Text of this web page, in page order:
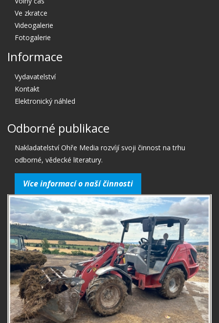
Ve zkratce
Videogalerie
Fotogalerie
Informace
Vydavatelství
Kontakt
Elektronický náhled
Odborné publikace
Nakladatelství Ohře Media rozvíjí svoji činnost na trhu
odborné, vědecké literatury.
Více informací o naší činnosti